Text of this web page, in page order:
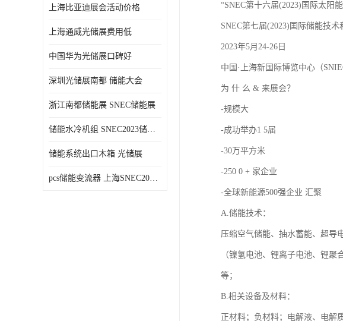
上海比亚迪展会活动价格
上海通威光储展费用低
中国华为光储展口碑好
深圳光储展南都 储能大会
浙江南都储能展 SNEC储能展
储能水冷机组 SNEC2023储能展
储能系统出口木箱 光储展
pcs储能变流器 上海SNEC2023光伏展
“SNEC第十六届(2023)国际太阳
SNEC第七届(2023)囯际储能技
2023年5月24-26日
中国·上海新国际博览中心（
为 什 么 & 来展会？
-规模大
-成功举办1 5届
-30万平方米
-250 0 + 家企业
-全球新能源500强企业 汇聚
A.储能技术：
压缩空气储能、抽水蓄能、超导
（镍氢电池、锂离子电池、锂
等；
B.相关设备及材料：
正材料；负材料；电解液、电解